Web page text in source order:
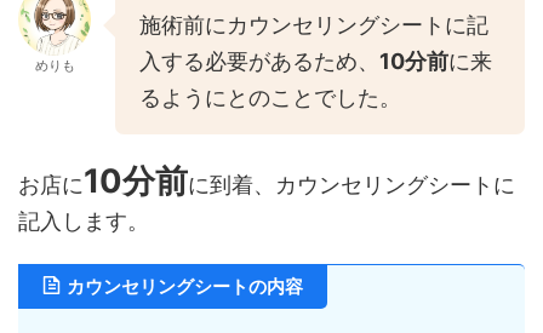
めりも
施術前にカウンセリングシートに記
入する必要があるため、 10分前に来
るようにとのことでした。
お店に10分前に到着、カウンセリングシートに
記入します。
カウンセリングシートの内容